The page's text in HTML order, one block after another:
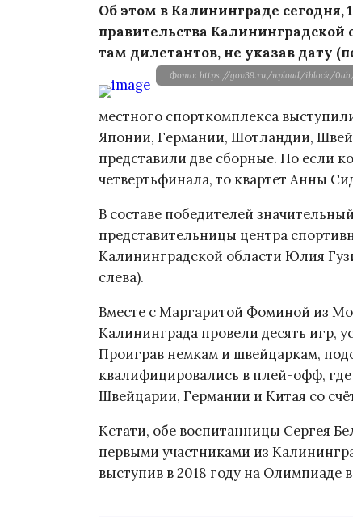
Об этом в Калининграде сегодня,
правительства Калининградской
там дилетантов, не указав дату
Фото: https://gov39.ru/upload/iblock/0ab/
местного спорткомплекса
Японии, Германии, Шотландии,
представили две сборные. Но если
четвертьфинала, то квартет Анны
В составе победителей
представительницы центра
Калининградской области Юлия
слева).
Вместе с Маргаритой Фоминой из
Калининграда провели десять игр,
Проиграв немкам и швейцаркам,
квалифицировались в плей-офф,
Швейцарии, Германии и Китая со
Кстати, обе воспитанницы Сергея
первыми участниками из
выступив в 2018 году на Олимпиаде